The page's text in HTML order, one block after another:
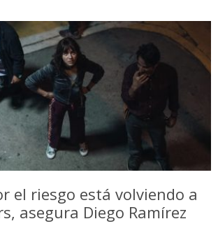
el riesgo está volviendo a
asegura Diego Ramírez